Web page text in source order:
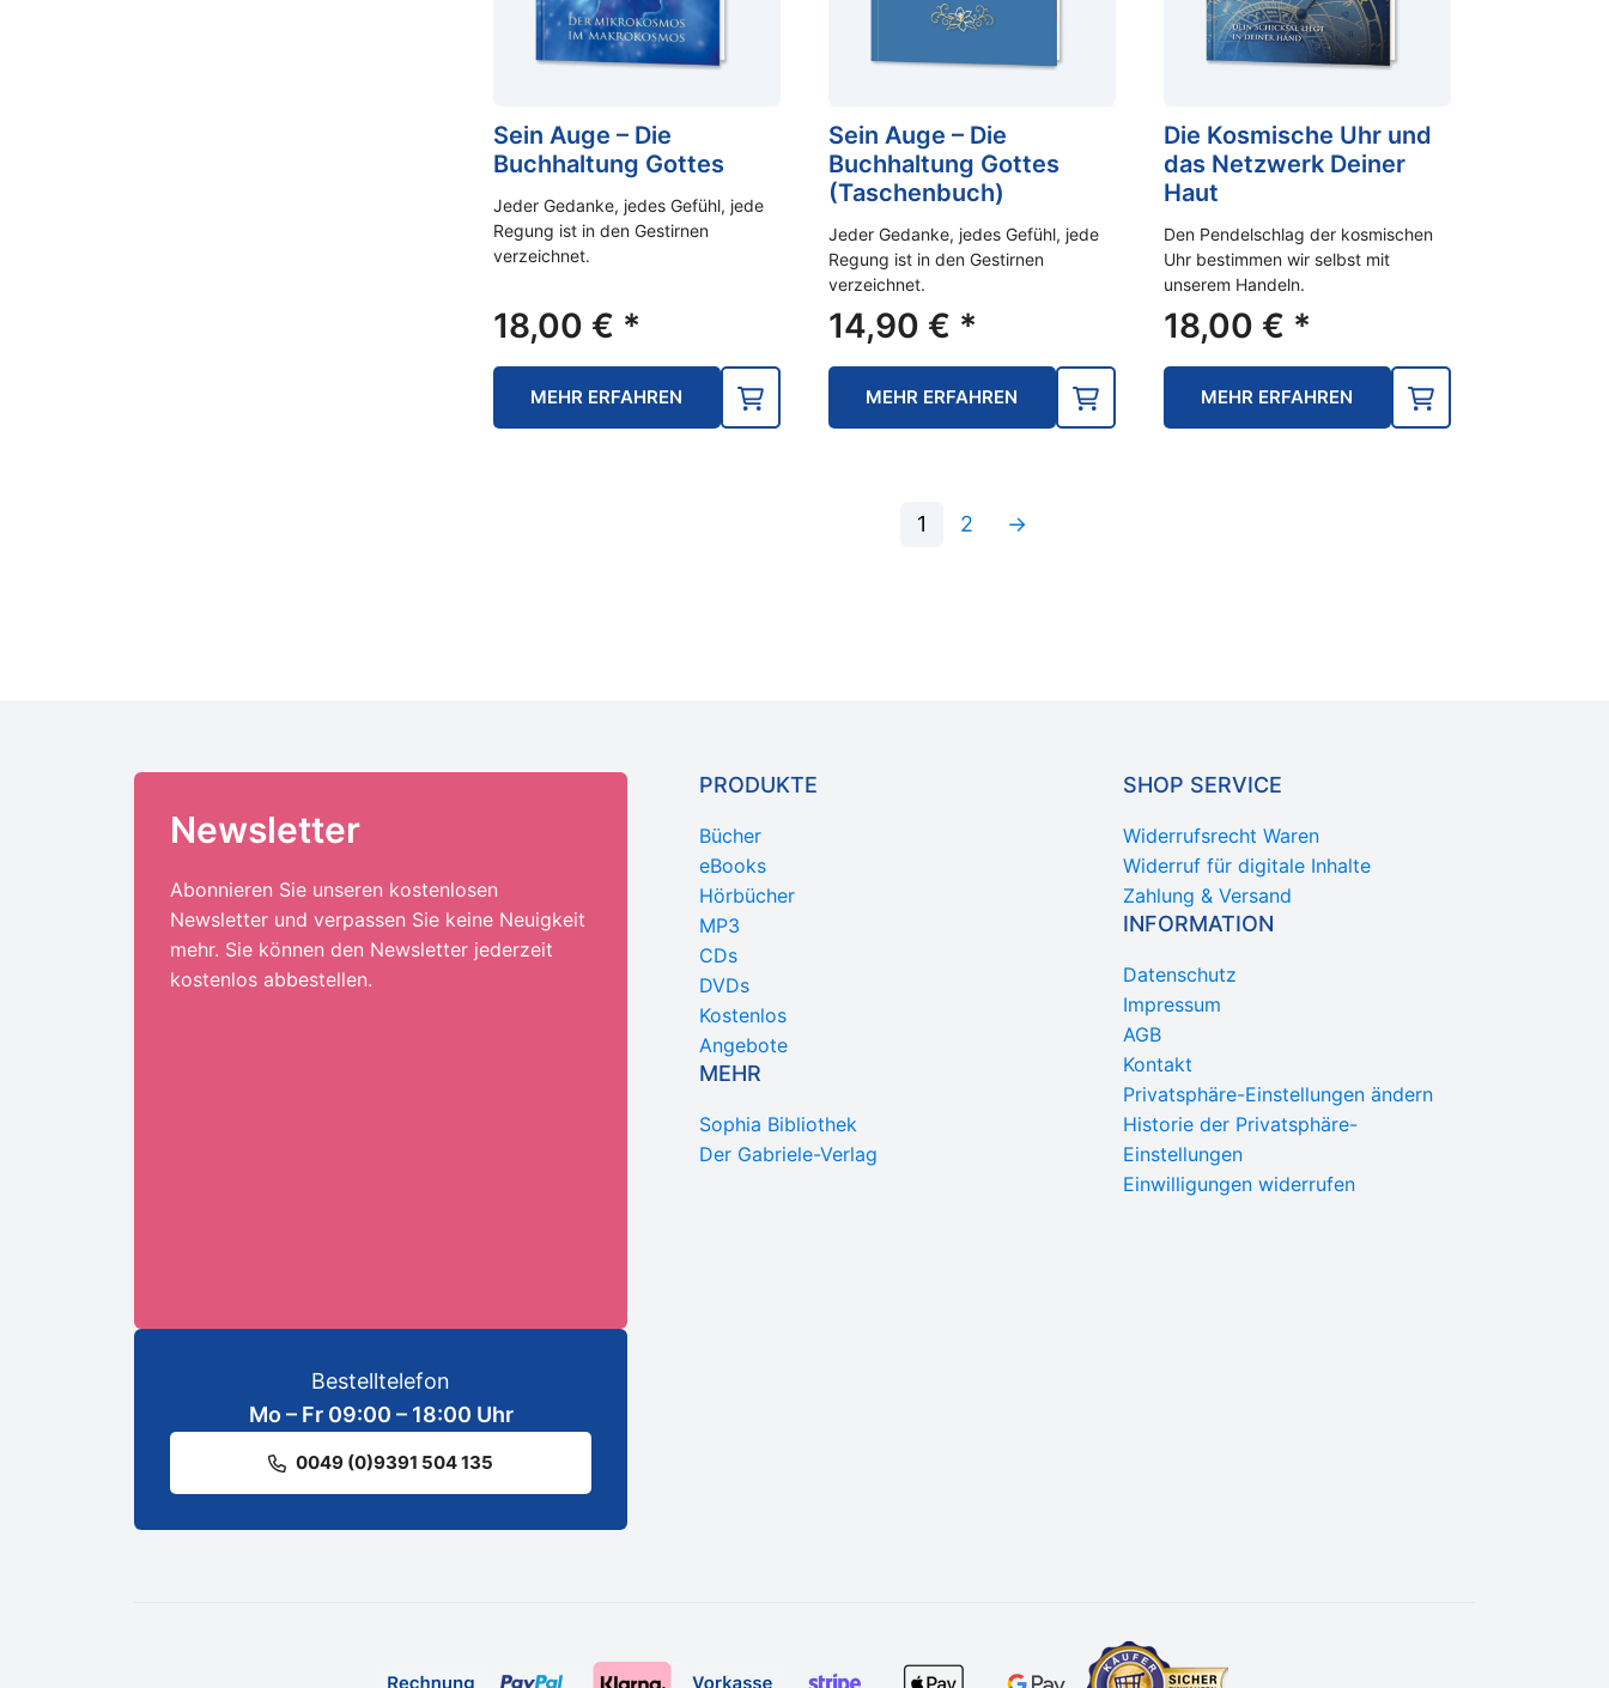
Sein Auge – Die
Buchhaltung Gottes
Jeder Gedanke, jedes Gefühl, jede
Regung ist in den Gestirnen
verzeichnet.
18,00 € *
MEHR ERFAHREN
Sein Auge – Die
Buchhaltung Gottes
(Taschenbuch)
Jeder Gedanke, jedes Gefühl, jede
Regung ist in den Gestirnen
verzeichnet.
14,90 € *
MEHR ERFAHREN
Die Kosmische Uhr und
das Netzwerk Deiner
Haut
Den Pendelschlag der kosmischen
Uhr bestimmen wir selbst mit
unserem Handeln.
18,00 € *
MEHR ERFAHREN
1 2 →
Newsletter
Abonnieren Sie unseren kostenlosen
Newsletter und verpassen Sie keine Neuigkeit
mehr. Sie können den Newsletter jederzeit
kostenlos abbestellen.
Bestelltelefon
Mo – Fr 09:00 – 18:00 Uhr
0049 (0)9391 504 135
PRODUKTE
Bücher
eBooks
Hörbücher
MP3
CDs
DVDs
Kostenlos
Angebote
MEHR
Sophia Bibliothek
Der Gabriele-Verlag
SHOP SERVICE
Widerrufsrecht Waren
Widerruf für digitale Inhalte
Zahlung & Versand
INFORMATION
Datenschutz
Impressum
AGB
Kontakt
Privatsphäre-Einstellungen ändern
Historie der Privatsphäre-
Einstellungen
Einwilligungen widerrufen